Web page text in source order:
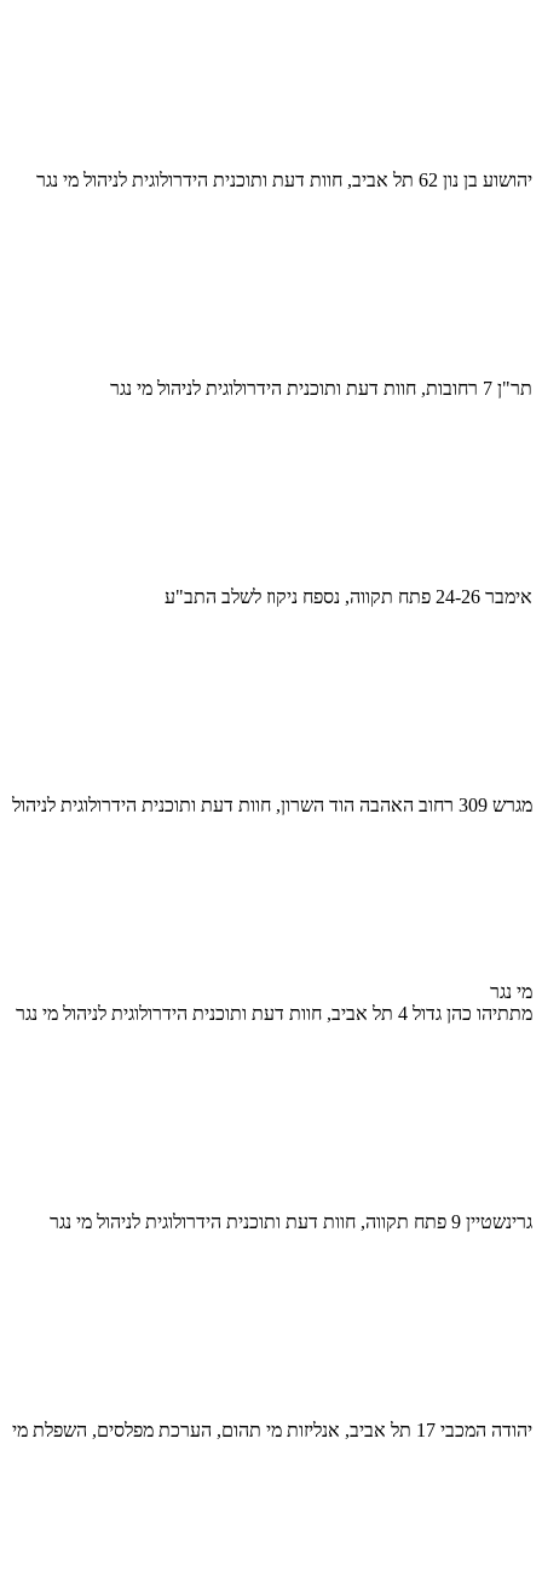
יהושוע בן נון 62 תל אביב, חוות דעת ותוכנית הידרולוגית לניהול מי נגר
תר"ן 7 רחובות, חוות דעת ותוכנית הידרולוגית לניהול מי נגר
אימבר 24-26 פתח תקווה, נספח ניקוז לשלב התב"ע
מגרש 309 רחוב האהבה הוד השרון, חוות דעת ותוכנית הידרולוגית לניהול
מי נגר
מתתיהו כהן גדול 4 תל אביב, חוות דעת ותוכנית הידרולוגית לניהול מי נגר
גרינשטיין 9 פתח תקווה, חוות דעת ותוכנית הידרולוגית לניהול מי נגר
יהודה המכבי 17 תל אביב, אנליזות מי תהום, הערכת מפלסים, השפלת מי